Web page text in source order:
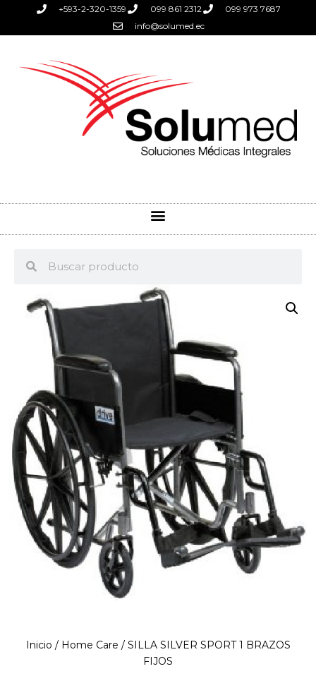
+593-2-320-1359 099 861 2312
099 973 7687
info@solumed.ec
Inicio / Home Care / SILLA SILVER SPORT 1 BRAZOS
FIJOS